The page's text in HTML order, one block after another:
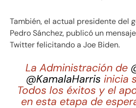
También, el actual presidente del
Pedro Sánchez, publicó un
Twitter felicitando a Joe Biden.
La Administración de
@KamalaHarris inicia
Todos los éxitos y el
en esta etapa de